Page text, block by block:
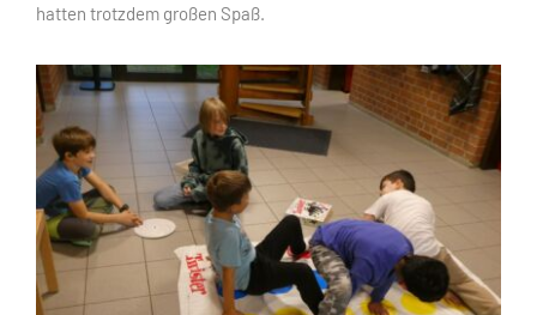
hatten trotzdem großen Spaß.